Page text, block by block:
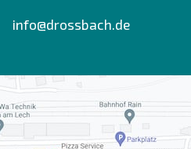
info@drossbach.de